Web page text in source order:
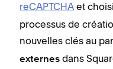
reCAPTCHA et
processus de
nouvelles clés au
externes dans